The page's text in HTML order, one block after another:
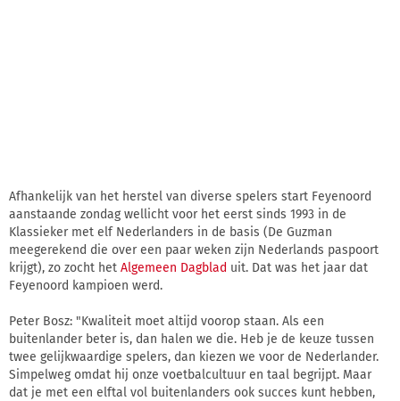
Afhankelijk van het herstel van diverse spelers start Feyenoord
aanstaande zondag wellicht voor het eerst sinds 1993 in de
Klassieker met elf Nederlanders in de basis (De Guzman
meegerekend die over een paar weken zijn Nederlands paspoort
krijgt), zo zocht het Algemeen Dagblad uit. Dat was het jaar dat
Feyenoord kampioen werd.
Peter Bosz: "Kwaliteit moet altijd voorop staan. Als een
buitenlander beter is, dan halen we die. Heb je de keuze tussen
twee gelijkwaardige spelers, dan kiezen we voor de Nederlander.
Simpelweg omdat hij onze voetbalcultuur en taal begrijpt. Maar
dat je met een elftal vol buitenlanders ook succes kunt hebben,